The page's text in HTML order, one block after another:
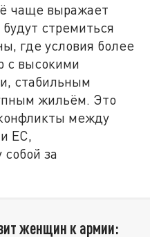
чаще выражает
стремиться
где условия более
с высокими
стабильным
жильём. Это
между
ЕС,
за
женщин к армии: